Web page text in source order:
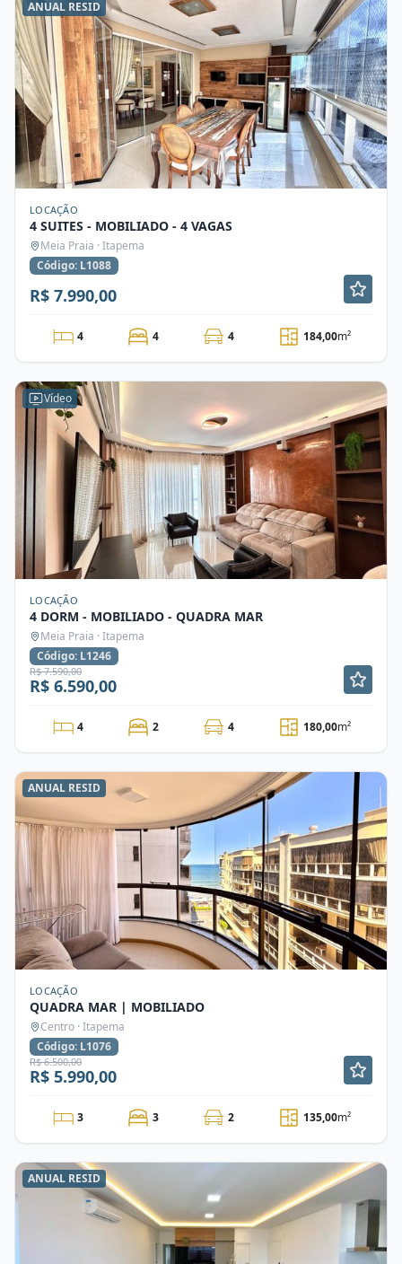
ANUAL RESID
LOCAÇÃO
4 SUITES - MOBILIADO - 4 VAGAS
Meia Praia · Itapema
Código: L1088
R$ 7.990,00
4 4 4 184,00m²
Vídeo
LOCAÇÃO
4 DORM - MOBILIADO - QUADRA MAR
Meia Praia · Itapema
Código: L1246
R$ 7.590,00
R$ 6.590,00
4 2 4 180,00m²
ANUAL RESID
LOCAÇÃO
QUADRA MAR | MOBILIADO
Centro · Itapema
Código: L1076
R$ 6.500,00
R$ 5.990,00
3 3 2 135,00m²
ANUAL RESID